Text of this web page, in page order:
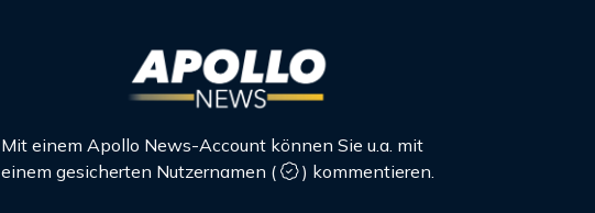
Mit einem Apollo News-Account können Sie u.a. mit
einem gesicherten Nutzernamen ( ) kommentieren.